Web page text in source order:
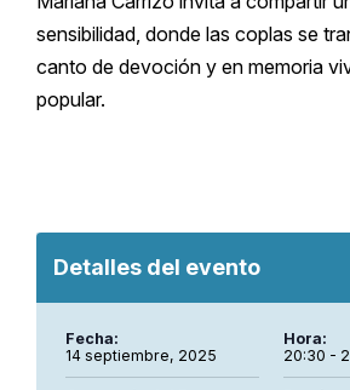
sensibilidad, donde las coplas se
canto de devoción y en memoria
popular.
Detalles del evento
Fecha:
14 septiembre, 2025
Hora:
20:30 -